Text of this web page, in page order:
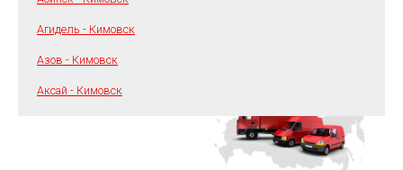
Агидель - Кимовск
Азов - Кимовск
Аксай - Кимовск